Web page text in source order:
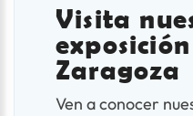
Visita
Zaragoza
Ven a conocer